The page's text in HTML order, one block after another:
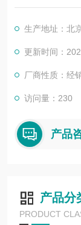
现功能扩展及维
生产地址：北
更新时间：
厂商性质：经
访问量：230
产品
产品分
PRODUCT